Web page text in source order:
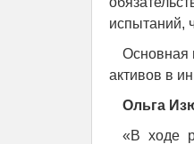
испытаний,
Основная
активов в
Ольга
«В ходе